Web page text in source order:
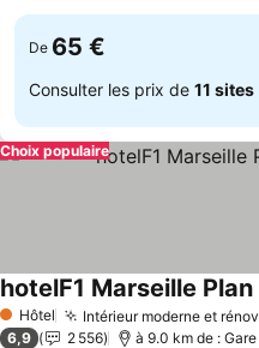
De 65 €
Consulter les prix de 11 sites
Choix populaire
1 Étoiles
Hôtel Intérieur moderne et
hotelF1 Marseille
6,9 2 556 à 9.0 km de :